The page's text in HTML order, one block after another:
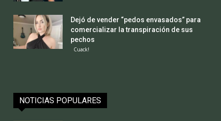
Dejó de vender “pedos envasados” para
comercializar la transpiración de sus
pechos
Cuack!
NOTICIAS POPULARES